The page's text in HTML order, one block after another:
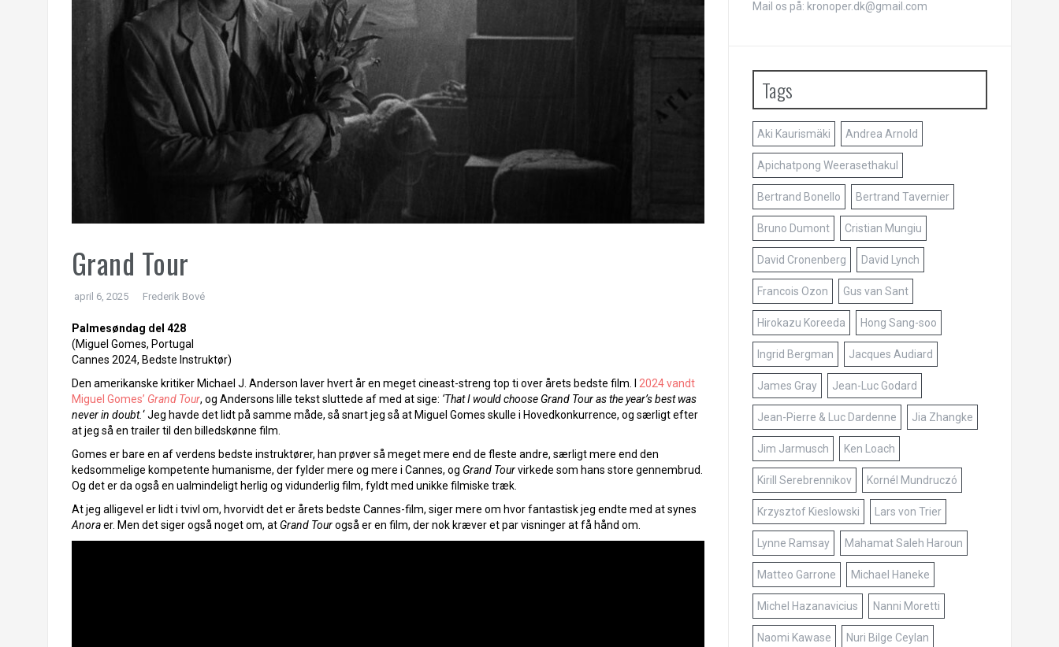
Grand Tour
april 6, 2025 Frederik Bové
Palmesøndag del 428
(Miguel Gomes, Portugal
Cannes 2024, Bedste Instruktør)
Den amerikanske kritiker Michael J. Anderson laver hvert år en meget cineast-streng top ti over årets bedste film. I 2024 vandt
Miguel Gomes’ Grand Tour, og Andersons lille tekst sluttede af med at sige: ‘That I would choose Grand Tour as the year’s best was
never in doubt.‘ Jeg havde det lidt på samme måde, så snart jeg så at Miguel Gomes skulle i Hovedkonkurrence, og særligt efter
at jeg så en trailer til den billedskønne film.
Gomes er bare en af verdens bedste instruktører, han prøver så meget mere end de fleste andre, særligt mere end den
kedsommelige kompetente humanisme, der fylder mere og mere i Cannes, og Grand Tourvirkede som hans store gennembrud.
Og det er da også en ualmindeligt herlig og vidunderlig film, fyldt med unikke filmiske træk.
At jeg alligevel er lidt i tvivl om, hvorvidt det er årets bedste Cannes-film, siger mere om hvor fantastisk jeg endte med at synes
Anoraer. Men det siger også noget om, at Grand Tourogså er en film, der nok kræver et par visninger at få hånd om.
Mail os på: kronoper.dk@gmail.com
Tags
Aki Kaurismäki Andrea Arnold
Apichatpong Weerasethakul
Bertrand Bonello Bertrand Tavernier
Bruno Dumont Cristian Mungiu
David Cronenberg David Lynch
Francois Ozon Gus van Sant
Hirokazu Koreeda Hong Sang-soo
Ingrid Bergman Jacques Audiard
James Gray Jean-Luc Godard
Jean-Pierre & Luc Dardenne Jia Zhangke
Jim Jarmusch Ken Loach
Kirill Serebrennikov Kornél Mundruczó
Krzysztof Kieslowski Lars von Trier
Lynne Ramsay Mahamat Saleh Haroun
Matteo Garrone Michael Haneke
Michel Hazanavicius Nanni Moretti
Naomi Kawase Nuri Bilge Ceylan